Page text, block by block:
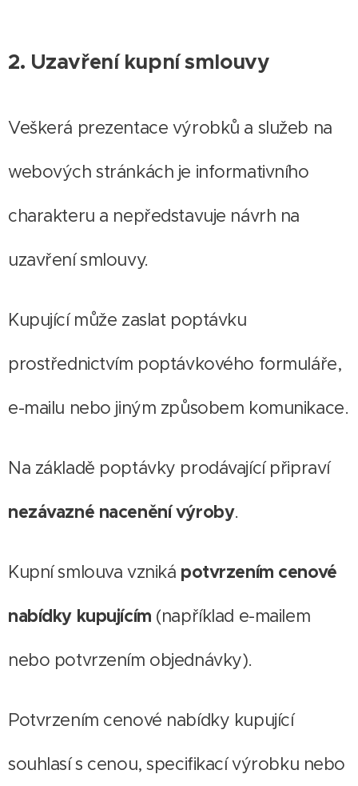
2. Uzavření kupní smlouvy
Veškerá prezentace výrobků a služeb na
webových stránkách je informativního
charakteru a nepředstavuje návrh na
uzavření smlouvy.
Kupující může zaslat poptávku
prostřednictvím poptávkového formuláře,
e-mailu nebo jiným způsobem komunikace.
Na základě poptávky prodávající připraví
nezávazné nacenění výroby.
Kupní smlouva vzniká potvrzením cenové
nabídky kupujícím (například e-mailem
nebo potvrzením objednávky).
Potvrzením cenové nabídky kupující
souhlasí s cenou, specifikací výrobku nebo